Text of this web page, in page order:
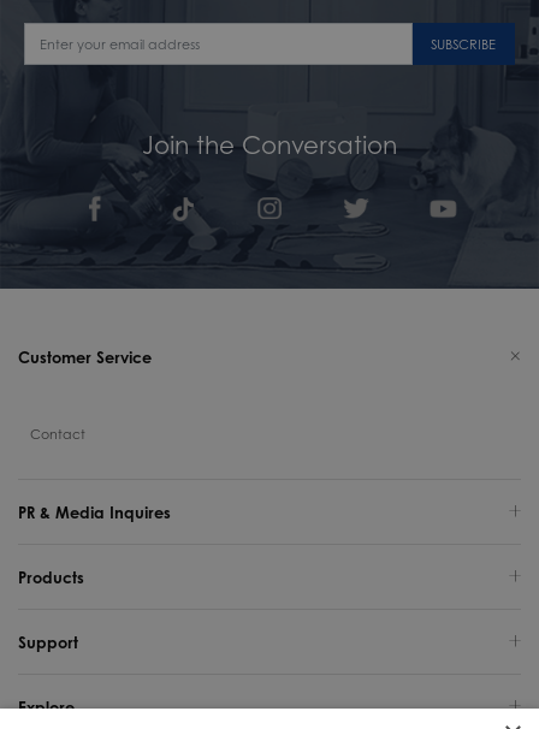
SUBSCRIBE
Join the Conversation
Customer Service
Contact
PR & Media Inquires
Products
Support
Explore